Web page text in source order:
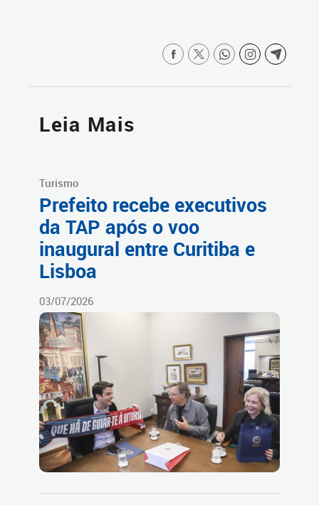
Leia Mais
Turismo
Prefeito recebe executivos
da TAP após o voo
inaugural entre Curitiba e
Lisboa
03/07/2026